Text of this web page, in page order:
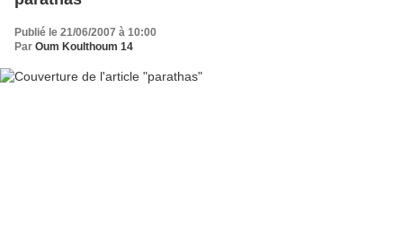
Publié le 21/06/2007 à 10:00
Par Oum Koulthoum 14